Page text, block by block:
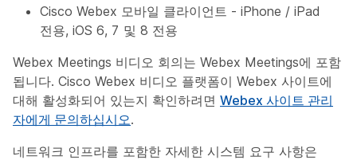
Cisco Webex 모바일 클라이언트 - iPhone / iPad
전용, iOS 6, 7 및 8 전용
Webex Meetings 비디오 회의는 Webex Meetings에 포함
됩니다. Cisco Webex 비디오 플랫폼이 Webex 사이트에
대해 활성화되어 있는지 확인하려면 Webex 사이트 관리
자에게 문의하십시오.
네트워크 인프라를 포함한 자세한 시스템 요구 사항은